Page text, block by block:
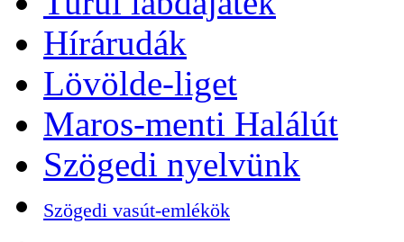
Hírárudák
Lövölde-liget
Maros-menti Halálút
Szögedi nyelvünk
Szögedi vasút-emlékök